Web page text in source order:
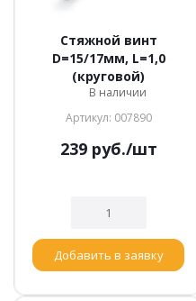
Стяжной винт
D=15/17мм, L=1,0
(круговой)
В наличии
Артикул: 007890
239руб./шт
Добавить в заявку